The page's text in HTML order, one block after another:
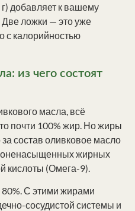
добавляет к вашему
Две ложки — это уже
с калорийностью
из чего состоят
масла, всё
почти 100% жир. Но жиры
состав оливковое масло
жирных
кислоты (Омега-9).
С этими жирами
сосудистой системы и